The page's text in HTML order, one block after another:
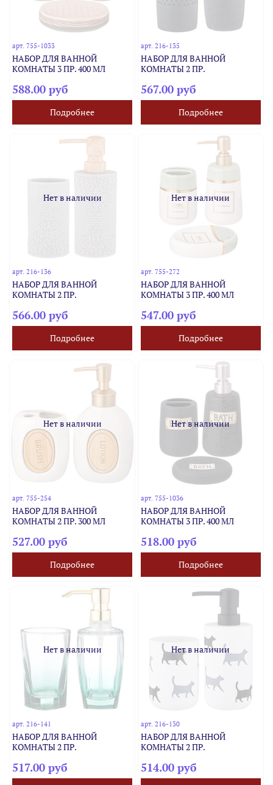
арт.755-1033
НАБОР ДЛЯ ВАННОЙ
КОМНАТЫ 3 ПР. 400 МЛ
588.00 руб
Подробнее
арт. 216-135
НАБОР ДЛЯ ВАННОЙ
КОМНАТЫ 2 ПР.
567.00 руб
Подробнее
Нет в наличии
арт.216-136
НАБОР ДЛЯ ВАННОЙ
КОМНАТЫ 2 ПР.
566.00 руб
Подробнее
Нет в наличии
арт. 755-272
НАБОР ДЛЯ ВАННОЙ
КОМНАТЫ 3 ПР. 400 МЛ
547.00 руб
Подробнее
Нет в наличии
арт.755-254
НАБОР ДЛЯ ВАННОЙ
КОМНАТЫ 2 ПР. 300 МЛ
527.00 руб
Подробнее
Нет в наличии
арт. 755-1036
НАБОР ДЛЯ ВАННОЙ
КОМНАТЫ 3 ПР. 400 МЛ
518.00 руб
Подробнее
Нет в наличии
арт.216-141
НАБОР ДЛЯ ВАННОЙ
КОМНАТЫ 2 ПР.
517.00 руб
Нет в наличии
арт. 216-130
НАБОР ДЛЯ ВАННОЙ
КОМНАТЫ 2 ПР.
514.00 руб